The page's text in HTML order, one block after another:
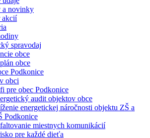
a novinky
akcií
spravodaj
obce
obce
Podkonice
obci
pre obec Podkonice
audit objektov obce
energetickej náročnosti objektu ZŠ a
Podkonice
miestnych komunikácií
pre každé dieťa